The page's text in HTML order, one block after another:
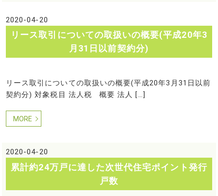
2020-04-20
リース取引についての取扱いの概要(平成20年3
月31日以前契約分)
リース取引についての取扱いの概要(平成20年3月31日以前
契約分) 対象税目 法人税 概要 法人 […]
MORE
2020-04-20
累計約24万戸に達した次世代住宅ポイント発行
戸数